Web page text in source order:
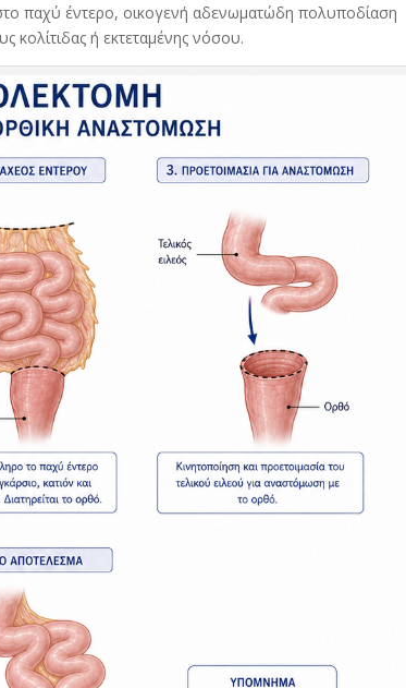
παχύ έντερο, οικογενή αδενωματώδη πολυποδίαση
κολίτιδας ή εκτεταμένης νόσου.